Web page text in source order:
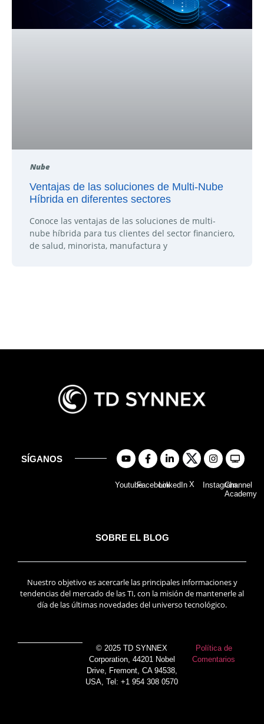
Nube
Ventajas de las soluciones de Multi-Nube
Híbrida en diferentes sectores
Conoce las ventajas de las soluciones de multi-
nube híbrida para tus clientes del sector financiero,
de salud, minorista, manufactura y
SÍGANOS
YoutubeFacebookLinkedIn X InstagramChannel
Academy
SOBRE EL BLOG
Nuestro objetivo es acercarle las principales informaciones y
tendencias del mercado de las TI, con la misión de mantenerle al
día de las últimas novedades del universo tecnológico.
© 2025 TD SYNNEX
Corporation, 44201 Nobel
Drive, Fremont, CA 94538,
USA, Tel: +1 954 308 0570
Política de
Comentarios